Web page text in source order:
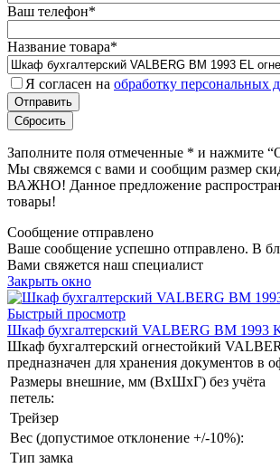
Ваш телефон*
Название товара*
Я согласен на обработку персональных
Заполните поля отмеченные * и нажмите
Мы свяжемся с вами и сообщим размер
ВАЖНО! Данное предложение
товары!
Сообщение отправлено
Ваше сообщение успешно отправлено. В
Вами свяжется наш специалист
Закрыть окно
Быстрый просмотр
Шкаф бухгалтерский VALBERG BM 1993
Шкаф бухгалтерский огнестойкий
предназначен для хранения документов в
Размеры внешние, мм (ВхШхГ) без учёта
петель:
Трейзер
Вес (допустимое отклонение +/-10%):
Тип замка